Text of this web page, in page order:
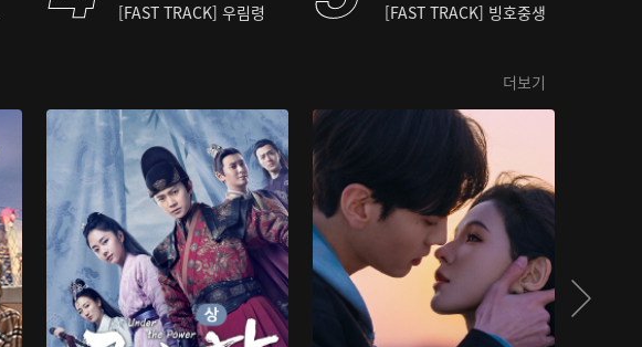
[FAST TRACK] 우림령 [FAST TRACK] 빙호중생
더보기